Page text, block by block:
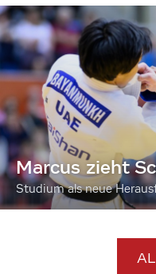
Marcus zieht
Studium als neue